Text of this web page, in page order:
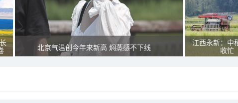
北京气温创今年来新高 焖蒸感不下线
江西永新：中
收忙